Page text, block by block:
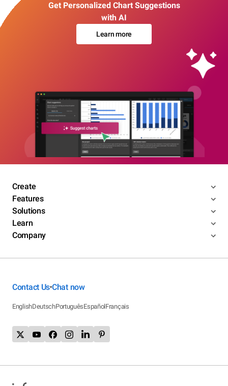
Get Personalized Chart Suggestions
with AI
Learn more
Create
Features
Solutions
Learn
Company
Contact Us•Chat now
EnglishDeutschPortuguêsEspañolFrançais